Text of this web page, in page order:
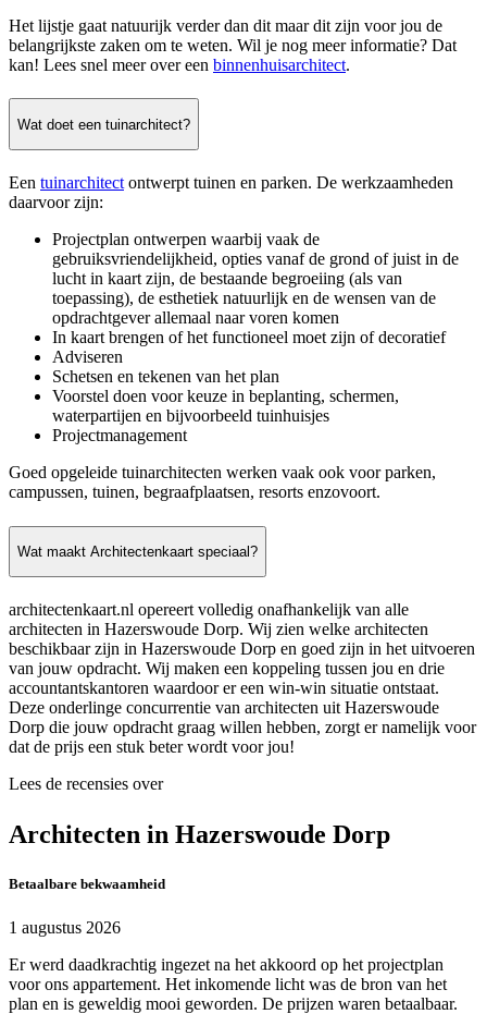
Het lijstje gaat natuurijk verder dan dit maar dit zijn voor jou de
belangrijkste zaken om te weten. Wil je nog meer informatie? Dat
kan! Lees snel meer over een binnenhuisarchitect.
Wat doet een tuinarchitect?
Een tuinarchitect ontwerpt tuinen en parken. De werkzaamheden
daarvoor zijn:
Projectplan ontwerpen waarbij vaak de
gebruiksvriendelijkheid, opties vanaf de grond of juist in de
lucht in kaart zijn, de bestaande begroeiing (als van
toepassing), de esthetiek natuurlijk en de wensen van de
opdrachtgever allemaal naar voren komen
In kaart brengen of het functioneel moet zijn of decoratief
Adviseren
Schetsen en tekenen van het plan
Voorstel doen voor keuze in beplanting, schermen,
waterpartijen en bijvoorbeeld tuinhuisjes
Projectmanagement
Goed opgeleide tuinarchitecten werken vaak ook voor parken,
campussen, tuinen, begraafplaatsen, resorts enzovoort.
Wat maakt Architectenkaart speciaal?
architectenkaart.nl opereert volledig onafhankelijk van alle
architecten in Hazerswoude Dorp. Wij zien welke architecten
beschikbaar zijn in Hazerswoude Dorp en goed zijn in het uitvoeren
van jouw opdracht. Wij maken een koppeling tussen jou en drie
accountantskantoren waardoor er een win-win situatie ontstaat.
Deze onderlinge concurrentie van architecten uit Hazerswoude
Dorp die jouw opdracht graag willen hebben, zorgt er namelijk voor
dat de prijs een stuk beter wordt voor jou!
Lees de recensies over
Architecten in Hazerswoude Dorp
Betaalbare bekwaamheid
1 augustus 2026
Er werd daadkrachtig ingezet na het akkoord op het projectplan
voor ons appartement. Het inkomende licht was de bron van het
plan en is geweldig mooi geworden. De prijzen waren betaalbaar.